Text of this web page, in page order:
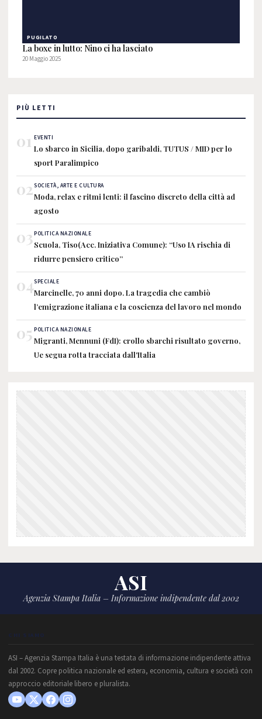
PUGILATO
La boxe in lutto: Nino ci ha lasciato
20 Maggio 2025
PIÙ LETTI
01 EVENTI
Lo sbarco in Sicilia, dopo garibaldi, TUTUS / MID per lo
sport Paralimpico
02SOCIETÀ, ARTE E CULTURA
Moda, relax e ritmi lenti: il fascino discreto della città ad
agosto
03POLITICA NAZIONALE
Scuola, Tiso(Acc. Iniziativa Comune): “Uso IA rischia di
ridurre pensiero critico”
04SPECIALE
Marcinelle, 70 anni dopo. La tragedia che cambiò
l’emigrazione italiana e la coscienza del lavoro nel mondo
05 POLITICA NAZIONALE
Migranti, Mennuni (FdI): crollo sbarchi risultato governo,
Ue segua rotta tracciata dall'Italia
ASI
Agenzia Stampa Italia – Informazione indipendente dal 2002
CHI SIAMO
ASI – Agenzia Stampa Italia è una testata di informazione indipendente attiva
dal 2002. Copre politica nazionale ed estera, economia, cultura e società con
approccio editoriale libero e pluralista.